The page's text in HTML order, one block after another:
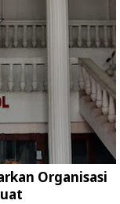
Organisasi